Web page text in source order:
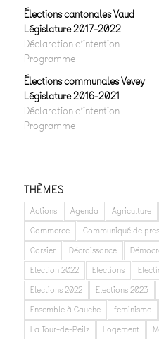
Élections cantonales Vaud
Législature 2017-2022
Déclaration d’intention
Programme
Élections communales Vevey
Législature 2016-2021
Déclaration d’intention
Programme
THÈMES
Actions Agenda Agriculture
Commerce
Communiqué de
Corsier
Décroissance
Election 2022
Elections
Elections 2022
Elections 2023
Ensemble à Gauche
feminisme
La Tour-de-Peilz
Logement